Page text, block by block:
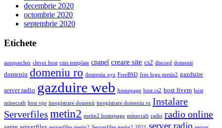
decembrie 2020
octombrie 2020
septembrie 2020
Etichete
autopatcher clever host cms template cpanel creare site cs2 discord domenii
domeniu domeniu ro domeniu xyz FreeBSD free logo metin2 gazduire
server radio gazduire web homepage host cs2 host fivem host
minecraft host vps inregistrare domenii inregistrare domeniu ro Instalare
Serverfiles metin2 metin2 homepage minecraft radio radio online